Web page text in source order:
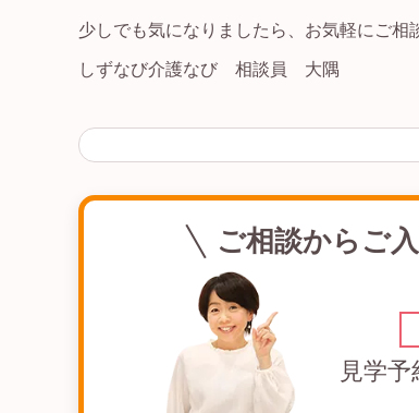
少しでも気になりましたら、お気軽に
しずなび介護なび 相談員 大隅
ご相談からご
見学予